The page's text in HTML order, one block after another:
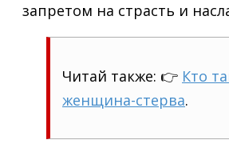
запретом на страсть и
Читай также: 👉 Кто
женщина-стерва.